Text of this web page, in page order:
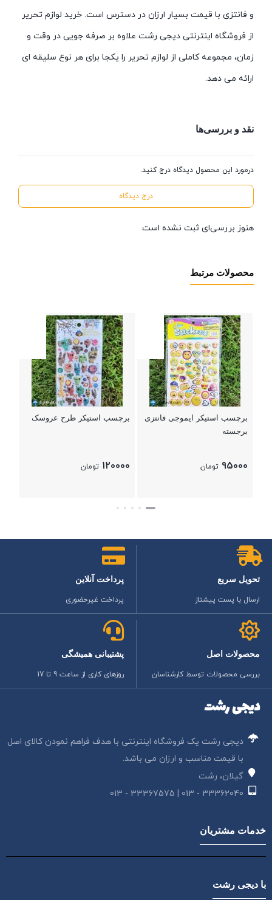
و فانتزی با قیمت بسیار ارزان در دسترس است. خرید لوازم تحریر
از فروشگاه اینترنتی دیجی رشت علاوه بر صرفه جویی در وقت و
زمان، مجموعه کاملی از لوازم تحریر را یکجا برای هر نوع سلیقه ای
ارائه می دهد.
نقد و بررسی‌ها
درمورد این محصول دیدگاه درج کنید.
درج دیدگاه
هنوز بررسی‌ای ثبت نشده است.
محصولات مرتبط
برچسب استیکر ایموجی فانتزی
برجسته
95000 تومان
برچسب استیکر طرح عروسک
120000 تومان
بستن
تحویل سریع
ارسال با پست پیشتاز
پرداخت آنلاین
پرداخت غیرحضوری
محصولات اصل
بررسی محصولات توسط کارشناسان
پشتیبانی همیشگی
روزهای کاری از ساعت 9 تا 17
دیجی رشت
دیجی رشت یک فروشگاه اینترنتی با هدف فراهم نمودن کالای اصل
با قیمت مناسب و ارزان می باشد.
گیلان، رشت
33362040 - 013 | 33367575 - 013
خدمات مشتریان
با دیجی رشت